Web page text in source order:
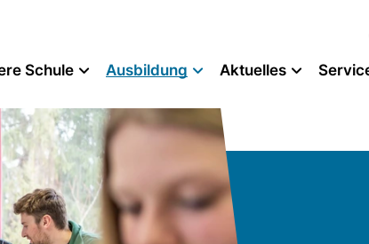
Schule Ausbildung Aktuelles